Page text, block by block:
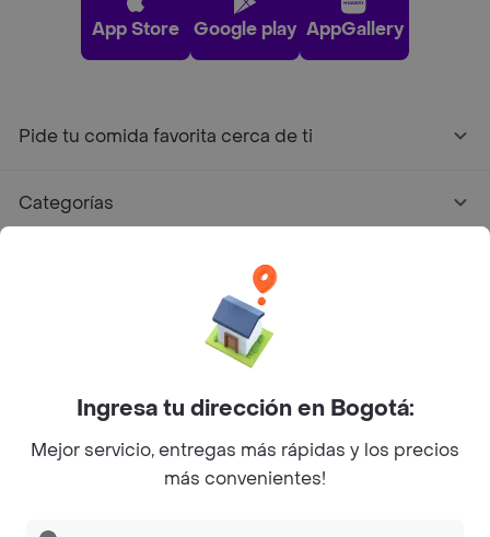
App Store Google play AppGallery
Pide tu comida favorita cerca de ti
Categorías
Facebook
Twitter
Instagram
©2026Rappi Inc. All rights reserved.
Ingresa tu dirección en Bogotá:
Mejor servicio, entregas más rápidas y los precios
más convenientes!